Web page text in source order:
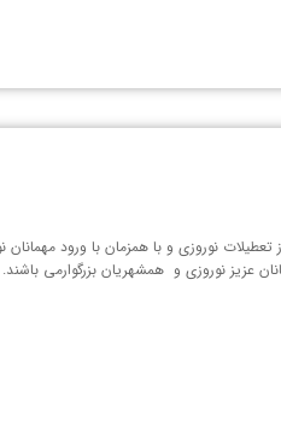
نوروزی و با همزمان با ورود مهمانان
عزیز نوروزی و همشهریان بزرگوارمی